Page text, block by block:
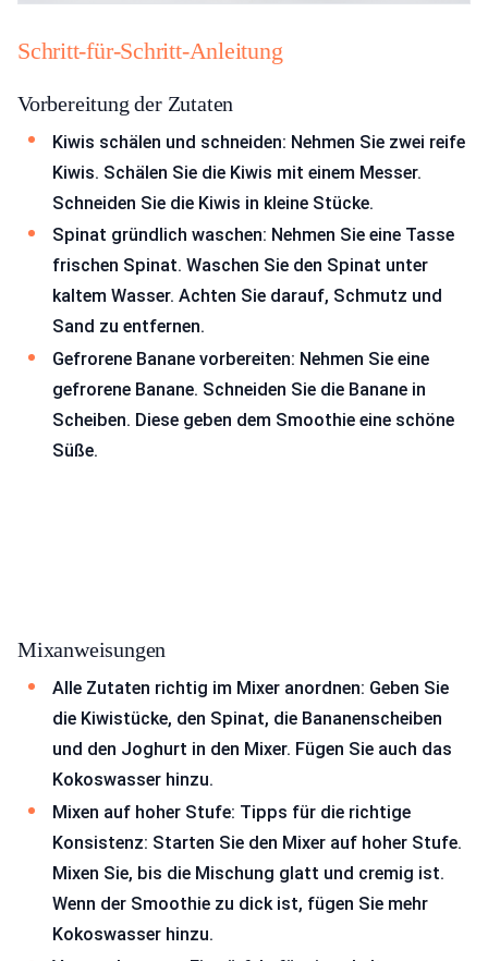
Schritt-für-Schritt-Anleitung
Vorbereitung der Zutaten
Kiwis schälen und schneiden: Nehmen Sie zwei reife
Kiwis. Schälen Sie die Kiwis mit einem Messer.
Schneiden Sie die Kiwis in kleine Stücke.
Spinat gründlich waschen: Nehmen Sie eine Tasse
frischen Spinat. Waschen Sie den Spinat unter
kaltem Wasser. Achten Sie darauf, Schmutz und
Sand zu entfernen.
Gefrorene Banane vorbereiten: Nehmen Sie eine
gefrorene Banane. Schneiden Sie die Banane in
Scheiben. Diese geben dem Smoothie eine schöne
Süße.
Mixanweisungen
Alle Zutaten richtig im Mixer anordnen: Geben Sie
die Kiwistücke, den Spinat, die Bananenscheiben
und den Joghurt in den Mixer. Fügen Sie auch das
Kokoswasser hinzu.
Mixen auf hoher Stufe: Tipps für die richtige
Konsistenz: Starten Sie den Mixer auf hoher Stufe.
Mixen Sie, bis die Mischung glatt und cremig ist.
Wenn der Smoothie zu dick ist, fügen Sie mehr
Kokoswasser hinzu.